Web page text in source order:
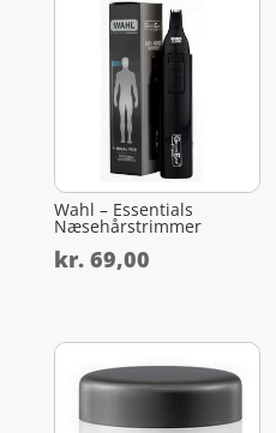
Wahl – Essentials
Næsehårstrimmer
kr.69,00